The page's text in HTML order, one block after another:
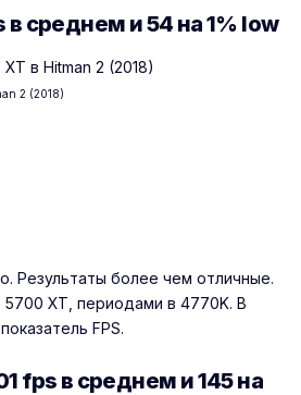
в среднем и 54 на 1% low
2 (2018)
Результаты более чем отличные.
XT, периодами в 4770K. В
FPS.
fps в среднем и 145 на